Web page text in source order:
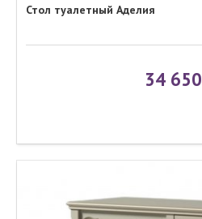
Стол туалетный Аделия
34 650